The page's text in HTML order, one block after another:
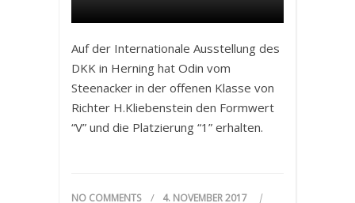
Auf der Internationale Ausstellung des
DKK in Herning hat Odin vom
Steenacker in der offenen Klasse von
Richter H.Kliebenstein den Formwert
“V” und die Platzierung “1” erhalten.
NO COMMENTS 4. NOVEMBER 2017